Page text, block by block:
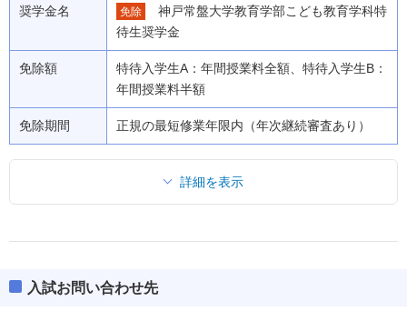
奨学金名 免除
神戸常盤大学教育学部こども教育学科特
待生奨学金
免除額
特待入学生A：年間授業料全額、特待入学生B：
年間授業料半額
免除期間 正規の最短修業年限内（年次継続審査あり）
詳細を表示
入試お問い合わせ先